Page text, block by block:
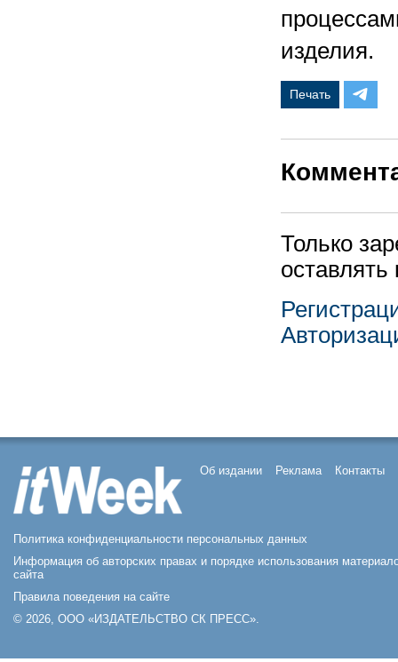
изделия.
Печать
Только
Об издании Реклама Контакты
Политика конфиденциальности персональных данных
Информация об авторских правах и порядке использования
сайта
Правила поведения на сайте
© 2026, ООО «ИЗДАТЕЛЬСТВО СК ПРЕСС».